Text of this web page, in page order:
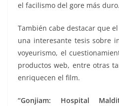
el facilismo del gore más duro.
También cabe destacar que
una interesante tesis sobre
voyeurismo, el
productos web, entre otras
enriquecen el film.
“Gonjiam: Hospital